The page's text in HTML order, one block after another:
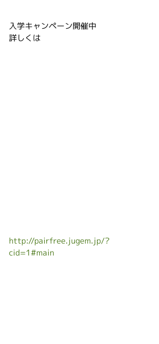
入学キャンペーン開催中
詳しくは
http://pairfree.jugem.jp/?
cid=1#main